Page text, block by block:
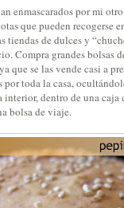
enmascarados por mi
que pueden recogerse
tiendas de dulces y
Compra grandes bolsas
que se las vende casi a
por toda la casa,
interior, dentro de una
bolsa de viaje.